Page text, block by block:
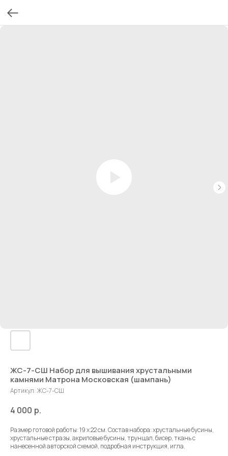
ЖС-7-СШ Набор для вышивания хрустальными
камнями Матрона Московская (шампань)
Артикул:ЖС-7-СШ
4 000 р.
Размер готовой работы: 19 х 22 см. Состав набора: хрустальные бусины,
хрустальные стразы, акриловые бусины, трунцал, бисер, ткань с
нанесенной авторской схемой, подробная инструкция, игла.